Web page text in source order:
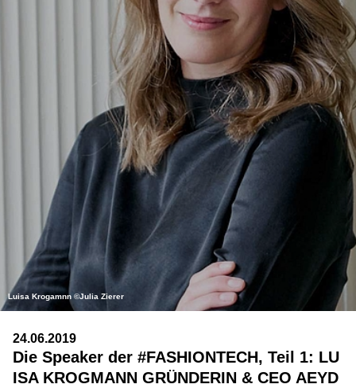
Luisa Krogamnn ©Julia Zierer
24.06.2019
Die Speaker der #FASHIONTECH, Teil 1: LU
ISA KROGMANN GRÜNDERIN & CEO AEYD